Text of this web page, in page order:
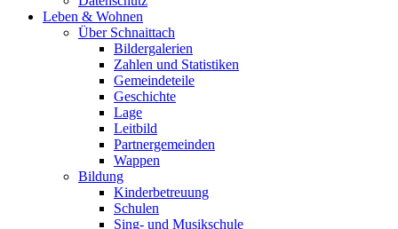
Leben & Wohnen
Über Schnaittach
Bildergalerien
Zahlen und Statistiken
Gemeindeteile
Geschichte
Lage
Leitbild
Partnergemeinden
Wappen
Bildung
Kinderbetreuung
Schulen
Sing- und Musikschule